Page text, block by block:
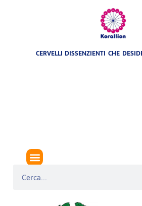
CERVELLI DISSENZIENTI CHE